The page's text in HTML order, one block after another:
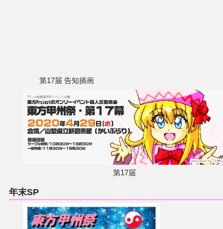
第17届 告知插画
第17届
年末SP